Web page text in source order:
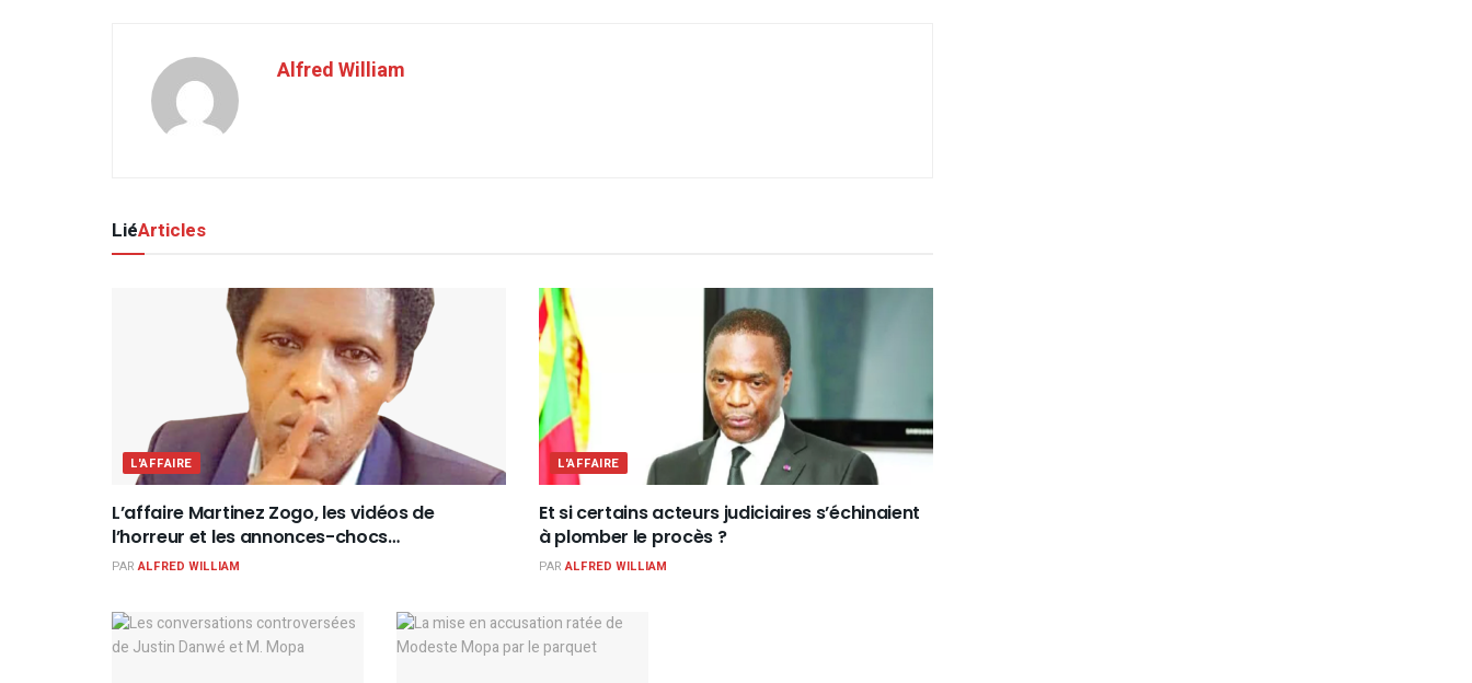
Alfred William
LiéArticles
L'AFFAIRE
L’affaire Martinez Zogo, les vidéos de
l’horreur et les annonces-chocs…
PAR ALFRED WILLIAM
L'AFFAIRE
Et si certains acteurs judiciaires s’échinaient
à plomber le procès ?
PAR ALFRED WILLIAM